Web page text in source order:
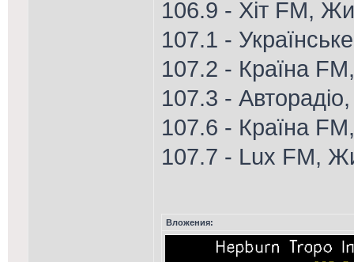
106.9 - Хіт FM,
107.1 -
107.2 - Країна
107.3 -
107.6 - Країна
107.7 - Lux FM,
Вложения: